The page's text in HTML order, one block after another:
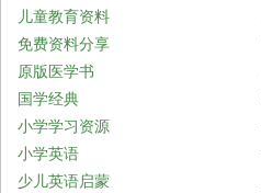
儿童教育资料
免费资料分享
原版医学书
国学经典
小学学习资源
小学英语
少儿英语启蒙